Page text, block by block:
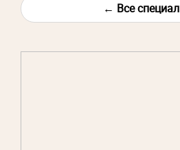
← Все